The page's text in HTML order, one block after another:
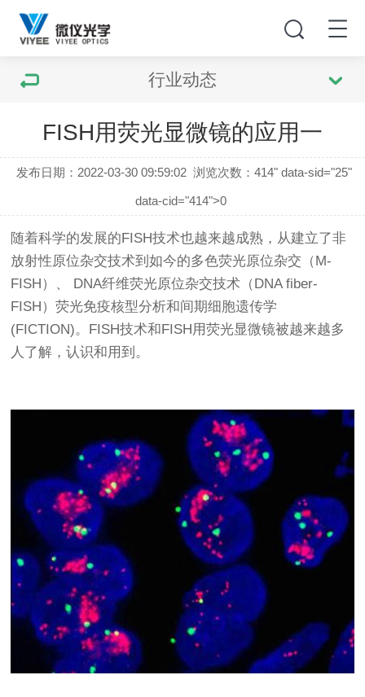
行业动态
FISH用荧光显微镜的应用一
发布日期：2022-03-30 09:59:02 浏览次数：414" data-sid="25"
data-cid="414">0
随着科学的发展的FISH技术也越来越成熟，从建立了非
放射性原位杂交技术到如今的多色荧光原位杂交（M-
FISH）、 DNA纤维荧光原位杂交技术（DNA fiber-
FISH）荧光免疫核型分析和间期细胞遗传学
(FICTION)。FISH技术和FISH用荧光显微镜被越来越多
人了解，认识和用到。